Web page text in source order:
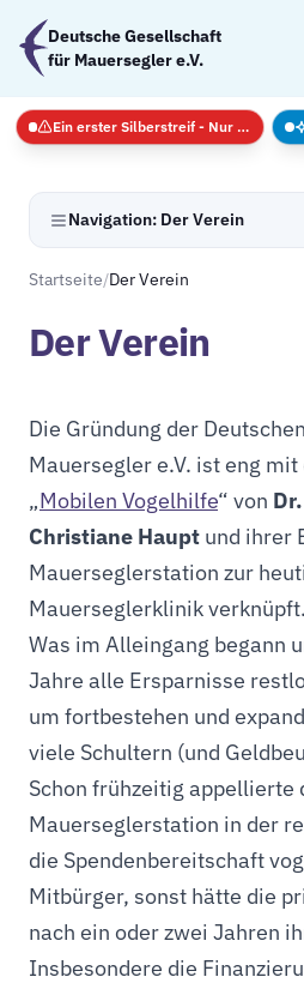
Zum Hauptinhalt springen
Deutsche Gesellschaft
für Mauersegler e.V.
Navigation: Der Verein
Startseite/Der Verein
Der Verein
Die Gründung der
Mauersegler e.V. ist eng
„Mobilen Vogelhilfe“ von
Christiane Haupt und ihrer
Mauerseglerstation zur
Mauerseglerklinik verknüpft.
Was im Alleingang begann
Jahre alle Ersparnisse
um fortbestehen und
viele Schultern (und
Schon frühzeitig appellierte
Mauerseglerstation in der
die Spendenbereitschaft
Mitbürger, sonst hätte die
nach ein oder zwei Jahren
Insbesondere die
Ein erster Silberstreif - Nur Notfälle